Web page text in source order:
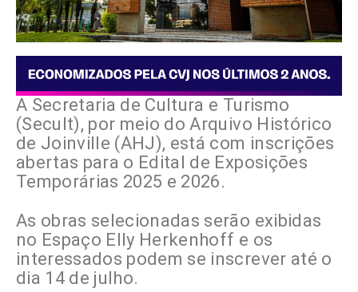
A Secretaria de Cultura e Turismo
(Secult), por meio do Arquivo Histórico
de Joinville (AHJ), está com inscrições
abertas para o Edital de Exposições
Temporárias 2025 e 2026.
As obras selecionadas serão exibidas
no Espaço Elly Herkenhoff e os
interessados podem se inscrever até o
dia 14 de julho.